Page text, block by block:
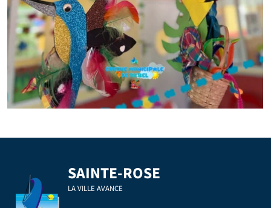
SAINTE-ROSE
LA VILLE AVANCE